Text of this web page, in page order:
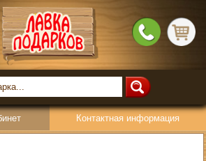
Контактная информация